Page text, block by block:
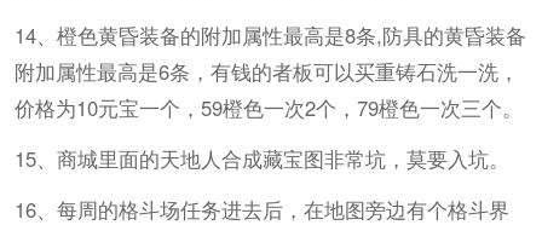
14、橙色黄昏装备的附加属性最高是8条,防具的黄昏装备
附加属性最高是6条，有钱的者板可以买重铸石洗一洗，
价格为10元宝一个，59橙色一次2个，79橙色一次三个。
15、商城里面的天地人合成藏宝图非常坑，莫要入坑。
16、每周的格斗场任务进去后，在地图旁边有个格斗界